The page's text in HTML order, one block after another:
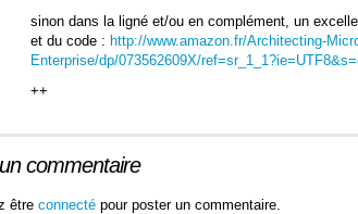
sinon dans la ligné et/ou en complément, un
et du code : http://www.amazon.fr/Architecting-
Enterprise/dp/073562609X/
++
commentaire
être connecté pour poster un commentaire.